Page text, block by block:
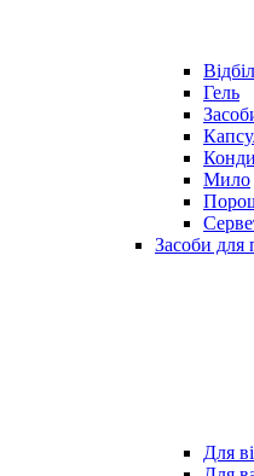
Гель
Мило
Засоби для
Для